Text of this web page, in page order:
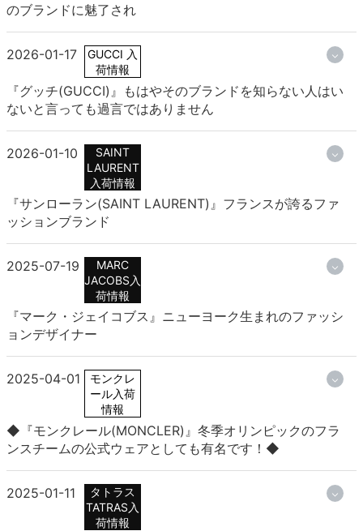
のブランドに魅了され
2026-01-17
GUCCI 入
荷情報
『グッチ(GUCCI)』もはやそのブランドを知らない人はい
ないと言っても過言ではありません
2026-01-10
SAINT
LAURENT
入荷情報
『サンローラン(SAINT LAURENT)』フランスが誇るファ
ッションブランド
2025-07-19
MARC
JACOBS入
荷情報
『マーク・ジェイコブス』ニューヨーク生まれのファッシ
ョンデザイナー
2025-04-01
モンクレ
ール入荷
情報
◆『モンクレール(MONCLER)』冬季オリンピックのフラ
ンスチームの公式ウェアとしても有名です！◆
2025-01-11
タトラス
TATRAS入
荷情報